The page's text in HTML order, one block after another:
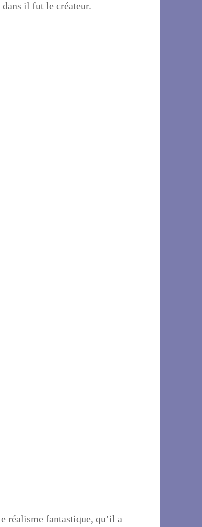
il fut le créateur.
réalisme fantastique, qu’il a